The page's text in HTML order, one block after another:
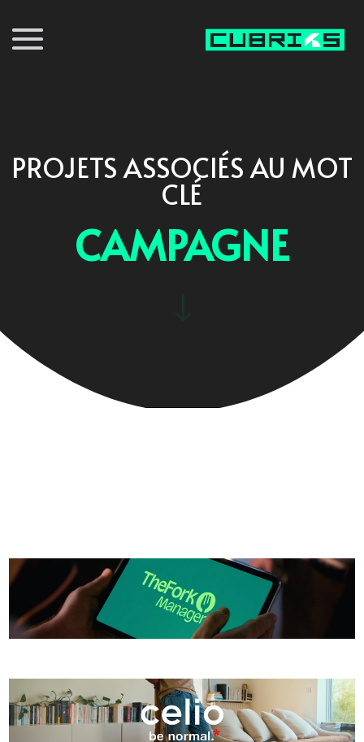
PROJETS ASSOCIÉS AU MOT
CLÉ
CAMPAGNE